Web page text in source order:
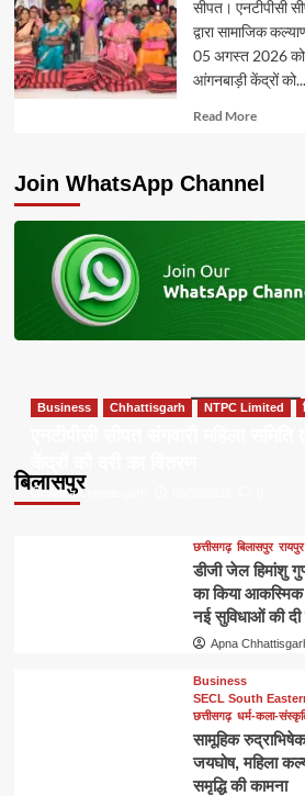
सीपत। एनटीपीसी
द्वारा सामाजिक
05 अगस्त 2026 को
आंगनबाड़ी केंद्रों को...
Read MoreRead
Join WhatsApp Channel
बिलासपुर
Business Chhattisgarh NTPC Limited
Apna Chhattisgarh
छत्तीसगढ़ बिलासपुर रायपुर
डीजी जेल हिमांशु
का किया आकस्मिक
नई सुविधाओं की दी
Apna
Business
SECL South
छत्तीसगढ़ धर्म-कला-
सामूहिक
जयघोष, महिला
समृद्धि की कामना